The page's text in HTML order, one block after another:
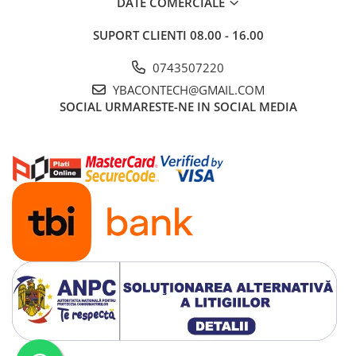
Modul Adaptor Bluetooth 5.0
Microfon apeluri
Ford Mondeo(din 2002 încoace)
Ford C-Max(din 2005 încoace)
Ford Fiesta
Ford Fusion(din 2005 încoace)
Ford Gala-XY(din 2006 încoace)
Ford Transit
Radiouri originale compatibile:
Ford 5000C
Ford 6000CD
Sony C 214
SUPORT CLIENTI 08.00 - 16.00
0743507220
YBACONTECH@GMAIL.COM
SOCIAL URMARESTE-NE IN SOCIAL MEDIA